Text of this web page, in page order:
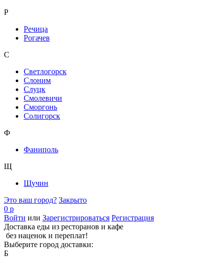
Р
Речица
Рогачев
С
Светлогорск
Слоним
Слуцк
Смолевичи
Сморгонь
Солигорск
Ф
Фаниполь
Щ
Щучин
Это ваш город? Закрыто
0 р
Войти или Зарегистрироваться Регистрация
Доставка еды из ресторанов и кафе
без наценок и переплат!
Выберите город доставки:
Б